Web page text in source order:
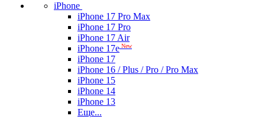
iPhone
iPhone 17 Pro Max
iPhone 17 Pro
iPhone 17 Air
iPhone 17e New
iPhone 17
iPhone 16 / Plus / Pro / Pro Max
iPhone 15
iPhone 14
iPhone 13
Еще...